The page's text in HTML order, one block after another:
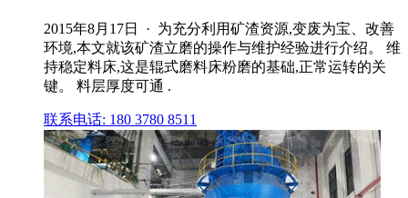
2015年8月17日 · 为充分利用矿渣资源,变废为宝、改善
环境,本文就该矿渣立磨的操作与维护经验进行介绍。 维
持稳定料床,这是辊式磨料床粉磨的基础,正常运转的关
键。 料层厚度可通 .
联系电话: 180 3780 8511